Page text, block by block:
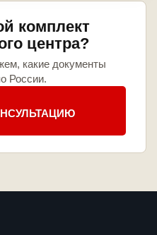
комплект
центра?
какие документы
России.